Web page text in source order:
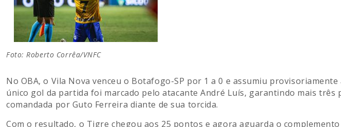
Foto: Roberto Corrêa/VNFC
No OBA, o Vila Nova venceu o Botafogo-SP por 1 a 0 e assumiu provisoriamente
único gol da partida foi marcado pelo atacante André Luís, garantindo mais três
comandada por Guto Ferreira diante de sua torcida.
Com o resultado, o Tigre chegou aos 25 pontos e agora aguarda o